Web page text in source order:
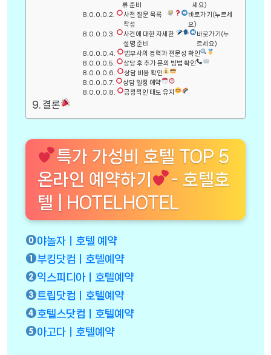
류 준비
세요)
사전 질문 목록
작성
바로가기(누르세
요)
사건에 대한 자세한
설명 준비
바로가기(누
르세요)
법무사의 경력과 전문성 확인
상담 후 추가 문의 방법 확인
상담 비용 확인
상담 일정 예약
긍정적인 태도 유지
결론
특가 가성비 호텔 TOP 5
온라인 예약하기
- 호텔호
텔 | HOTELHOTEL
야놀자ㅣ호텔 예약
부킹닷컴ㅣ호텔예약
익스피디아ㅣ호텔예약
트립닷컴ㅣ호텔예약
호텔스닷컴ㅣ호텔예약
아고다ㅣ호텔예약